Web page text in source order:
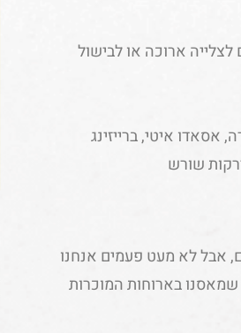
ארוכה או לבישול
אסאדו איטי, ברייזינג
שורש
אבל לא מעט פעמים אנחנו
בארוחות המוכרות